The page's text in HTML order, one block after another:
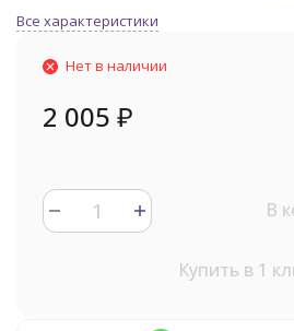
Все характеристики
Нет в наличии
2 005 ₽
В
Купить в 1